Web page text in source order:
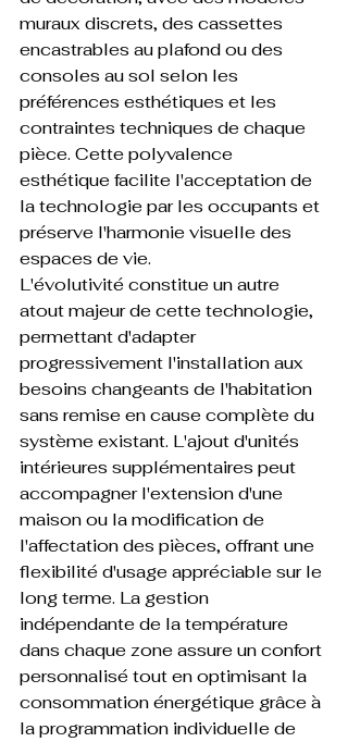
muraux discrets, des cassettes
encastrables au plafond ou des
consoles au sol selon les
préférences esthétiques et les
contraintes techniques de chaque
pièce. Cette polyvalence
esthétique facilite l'acceptation de
la technologie par les occupants et
préserve l'harmonie visuelle des
espaces de vie.
L'évolutivité constitue un autre
atout majeur de cette technologie,
permettant d'adapter
progressivement l'installation aux
besoins changeants de l'habitation
sans remise en cause complète du
système existant. L'ajout d'unités
intérieures supplémentaires peut
accompagner l'extension d'une
maison ou la modification de
l'affectation des pièces, offrant une
flexibilité d'usage appréciable sur le
long terme. La gestion
indépendante de la température
dans chaque zone assure un confort
personnalisé tout en optimisant la
consommation énergétique grâce à
la programmation individuelle de